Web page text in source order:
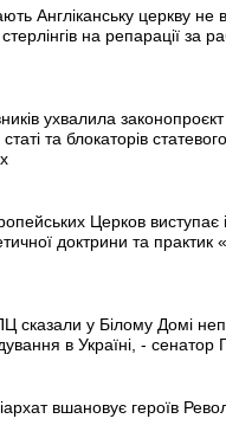
Англіканську церкву не
на репарації за
ухвалила
та блокаторів
Церков виступає
доктрини та практик
сказали у Білому Домі
в Україні, - сенатор
вшановує героїв